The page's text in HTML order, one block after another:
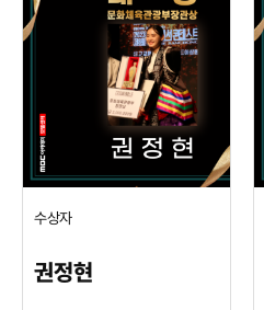
수상자
권정현